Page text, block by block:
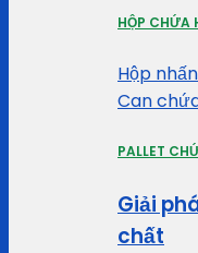
HỘP CHỨA
Hộp
Can
PALLET
Giải
chất